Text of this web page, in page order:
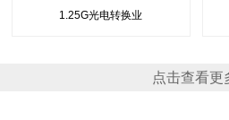
1.25G光电转换业
点击查看更